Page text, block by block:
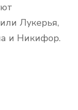
Лукерья,
и Никифор.